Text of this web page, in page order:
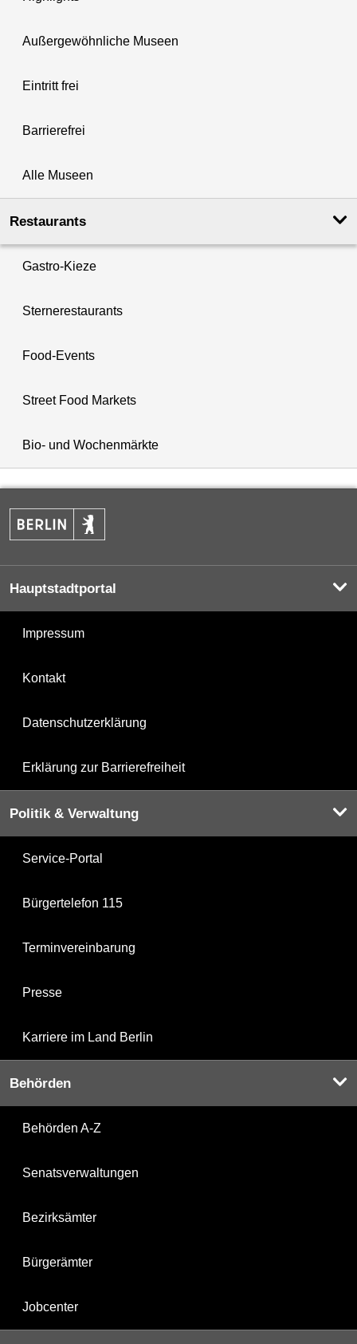
Außergewöhnliche Museen
Eintritt frei
Barrierefrei
Alle Museen
Restaurants
Gastro-Kieze
Sternerestaurants
Food-Events
Street Food Markets
Bio- und Wochenmärkte
Hauptstadtportal
Impressum
Kontakt
Datenschutzerklärung
Erklärung zur Barrierefreiheit
Politik & Verwaltung
Service-Portal
Bürgertelefon 115
Terminvereinbarung
Presse
Karriere im Land Berlin
Behörden
Behörden A-Z
Senatsverwaltungen
Bezirksämter
Bürgerämter
Jobcenter